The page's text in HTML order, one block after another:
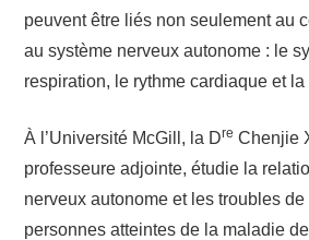
peuvent être liés non seulement au
au système nerveux autonome : le
respiration, le rythme cardiaque et
À l’Université McGill, la Dre Chenjie
professeure adjointe, étudie la
nerveux autonome et les troubles de
personnes atteintes de la maladie